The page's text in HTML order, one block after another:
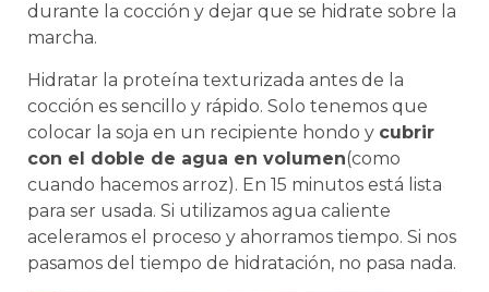
durante la cocción y dejar que se hidrate sobre la
marcha.
Hidratar la proteína texturizada antes de la
cocción es sencillo y rápido. Solo tenemos que
colocar la soja en un recipiente hondo y cubrir
con el doble de agua en volumen(como
cuando hacemos arroz). En 15 minutos está lista
para ser usada. Si utilizamos agua caliente
aceleramos el proceso y ahorramos tiempo. Si nos
pasamos del tiempo de hidratación, no pasa nada.